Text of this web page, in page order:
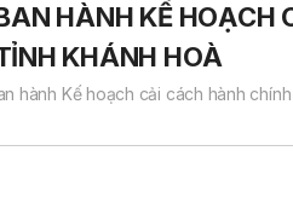
HÀNH KẾ HOẠCH
KHÁNH HOÀ
hành Kế hoạch cải cách hành